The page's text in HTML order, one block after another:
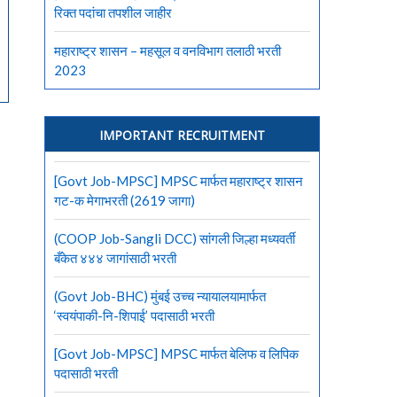
रिक्त पदांचा तपशील जाहीर
महाराष्ट्र शासन – महसूल व वनविभाग तलाठी भरती
2023
IMPORTANT RECRUITMENT
[Govt Job-MPSC] MPSC मार्फत महाराष्ट्र शासन
गट-क मेगाभरती (2619 जागा)
(COOP Job-Sangli DCC) सांगली जिल्हा मध्यवर्ती
बँकेत ४४४ जागांसाठी भरती
(Govt Job-BHC) मुंबई उच्च न्यायालयामार्फत
‘स्वयंपाकी-नि-शिपाई’ पदासाठी भरती
[Govt Job-MPSC] MPSC मार्फत बेलिफ व लिपिक
पदासाठी भरती